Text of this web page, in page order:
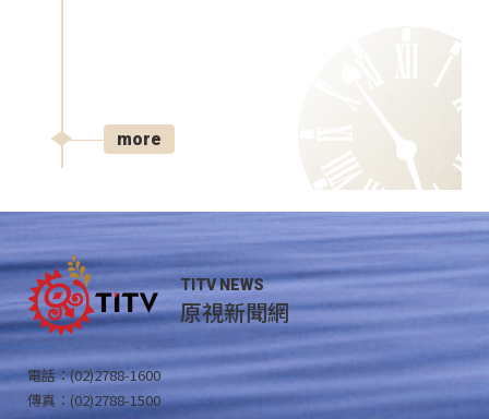
more
TITV NEWS
原視新聞網
電話：(02)2788-1600
傳真：(02)2788-1500